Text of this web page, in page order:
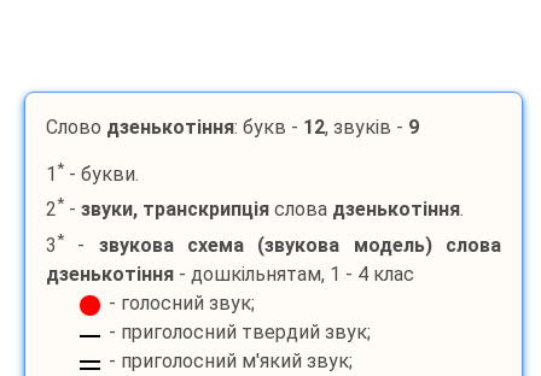
Слово дзенькотіння: букв - 12, звуків - 9
1 * - букви.
2* - звуки, транскрипція слова дзенькотіння.
3* - звукова схема (звукова модель) слова
дзенькотіння - дошкільнятам, 1 - 4 клас
- голосний звук;
- приголосний твердий звук;
- приголосний м'який звук;